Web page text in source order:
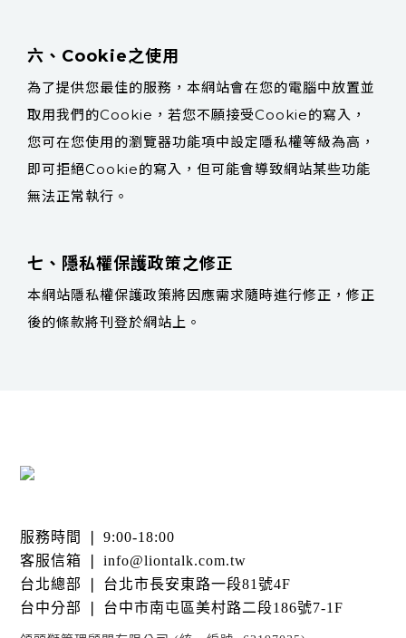
六、Cookie之使用
為了提供您最佳的服務，本網站會在您的電腦中放置並
取用我們的Cookie，若您不願接受Cookie的寫入，
您可在您使用的瀏覽器功能項中設定隱私權等級為高，
即可拒絕Cookie的寫入，但可能會導致網站某些功能
無法正常執行。
七、隱私權保護政策之修正
本網站隱私權保護政策將因應需求隨時進行修正，修正
後的條款將刊登於網站上。
服務時間 ❘ 9:00-18:00
客服信箱 ❘ info@liontalk.com.tw
台北總部 ❘ 台北市長安東路一段81號4F
台中分部 ❘ 台中市南屯區美村路二段186號7-1F